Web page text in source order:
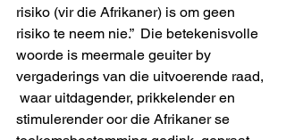
risiko (vir die Afrikaner) is om geen
risiko te neem nie.”  Die betekenisvolle
woorde is meermale geuiter by
vergaderings van die uitvoerende raad,
waar uitdagender, prikkelender en
stimulerender oor die Afrikaner se